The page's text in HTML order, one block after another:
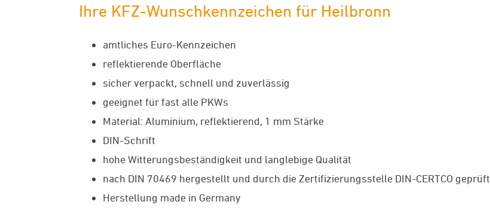
Ihre KFZ-Wunschkennzeichen für Heilbronn
amtliches Euro-Kennzeichen
reflektierende Oberfläche
sicher verpackt, schnell und zuverlässig
geeignet für fast alle PKWs
Material: Aluminium, reflektierend, 1 mm Stärke
DIN-Schrift
hohe Witterungsbeständigkeit und langlebige Qualität
nach DIN 70469 hergestellt und durch die Zertifizierungsstelle DIN-CERTCO geprüft
Herstellung made in Germany